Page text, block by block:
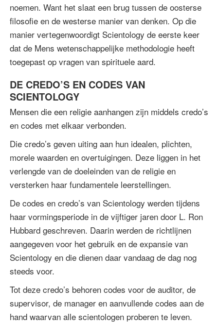
noemen. Want het slaat een brug tussen de oosterse
filosofie en de westerse manier van denken. Op die
manier vertegenwoordigt Scientology de eerste keer
dat de Mens wetenschappelijke methodologie heeft
toegepast op vragen van spirituele aard.
DE CREDO’S EN CODES VAN
SCIENTOLOGY
Mensen die een religie aanhangen zijn middels credo’s
en codes met elkaar verbonden.
Die credo’s geven uiting aan hun idealen, plichten,
morele waarden en overtuigingen. Deze liggen in het
verlengde van de doeleinden van de religie en
versterken haar fundamentele leerstellingen.
De codes en credo’s van Scientology werden tijdens
haar vormingsperiode in de vijftiger jaren door L. Ron
Hubbard geschreven. Daarin werden de richtlijnen
aangegeven voor het gebruik en de expansie van
Scientology en die dienen daar vandaag de dag nog
steeds voor.
Tot deze credo’s behoren codes voor de auditor, de
supervisor, de manager en aanvullende codes aan de
hand waarvan alle scientologen proberen te leven.